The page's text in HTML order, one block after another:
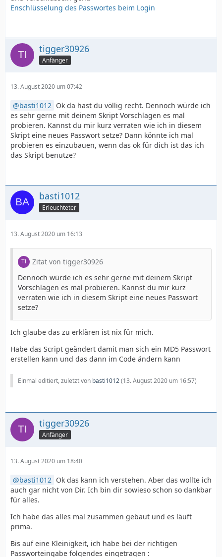
Enschlüsselung des Passwortes beim Login
tigger30926
Anfänger
13. August 2020 um 07:42
basti1012 Ok da hast du völlig recht. Dennoch würde ich
es sehr gerne mit deinem Skript Vorschlagen es mal
probieren. Kannst du mir kurz verraten wie ich in diesem
Skript eine neues Passwort setze? Dann könnte ich mal
probieren es einzubauen, wenn das ok für dich ist das ich
das Skript benutze?
basti1012
Erleuchteter
13. August 2020 um 16:13
Zitat von tigger30926
Dennoch würde ich es sehr gerne mit deinem Skript
Vorschlagen es mal probieren. Kannst du mir kurz
verraten wie ich in diesem Skript eine neues Passwort
setze?
Ich glaube das zu erklären ist nix für mich.
Habe das Script geändert damit man sich ein MD5 Passwort
erstellen kann und das dann im Code ändern kann
Einmal editiert, zuletzt von basti1012(13. August 2020 um 16:57)
tigger30926
Anfänger
13. August 2020 um 18:40
basti1012 Ok das kann ich verstehen. Aber das wollte ich
auch gar nicht von Dir. Ich bin dir sowieso schon so dankbar
für alles.
Ich habe das alles mal zusammen gebaut und es läuft
prima.
Bis auf eine Kleinigkeit, ich habe bei der richtigen
Passworteingabe folgendes eingetragen :